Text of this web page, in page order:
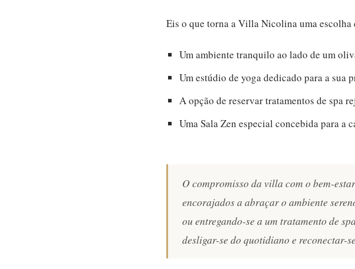
Eis o que torna a Villa Nicolina uma escolha
Um ambiente tranquilo ao lado de um
Um estúdio de yoga dedicado para a sua
A opção de reservar tratamentos de spa
Uma Sala Zen especial concebida para a
O compromisso da villa com o bem-
encorajados a abraçar o ambiente
ou entregando-se a um tratamento de
desligar-se do quotidiano e reconectar-